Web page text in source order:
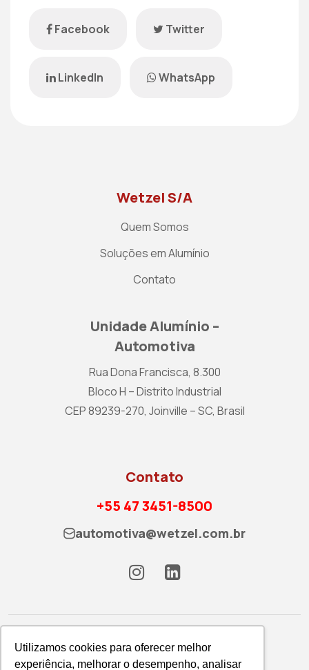
Utilizamos cookies para oferecer melhor
experiência, melhorar o desempenho, analisar
Facebook Twitter
LinkedIn WhatsApp
Wetzel S/A
Quem Somos
Soluções em Alumínio
Contato
Unidade Alumínio –
Automotiva
Rua Dona Francisca, 8.300
Bloco H – Distrito Industrial
CEP 89239-270, Joinville – SC, Brasil
Contato
+55 47 3451-8500
automotiva@wetzel.com.br